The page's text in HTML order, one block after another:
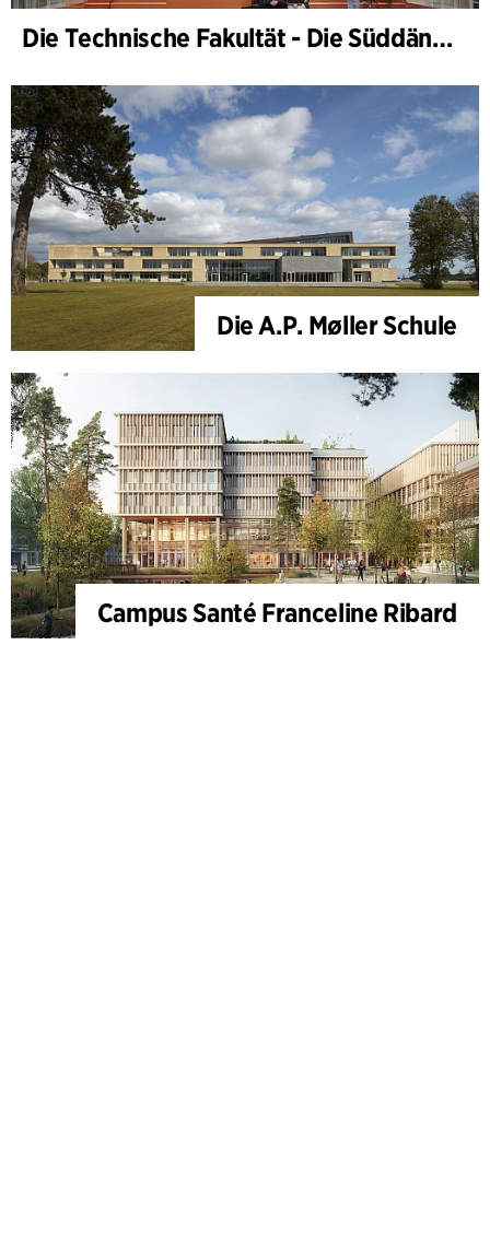
Die Technische Fakultät - Die Süddänische Universität
Die A.P. Møller Schule
Campus Santé Franceline Ribard